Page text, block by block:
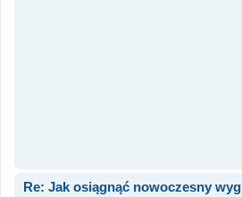
Re: Jak osiągnąć nowoczesny